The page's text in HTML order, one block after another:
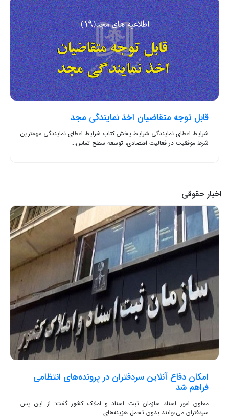
قابل توجه متقاضیان اخذ نمایندگی مجد
شرایط اعطای نمایندگی شرایط پخش کتاب شرایط اعطای نمایندگی مهمترین
شرط موفقیت در فعالیت اقتصادی، توسعه سطح تماس...
اخبار حقوقی
امکان دفاع آنلاین سردفتران در پرونده‌های انتظامی
فراهم شد
معاون امور اسناد سازمان ثبت اسناد و املاک کشور گفت: از این پس
سردفتران می‌توانند بدون تحمل هزینه‌های...